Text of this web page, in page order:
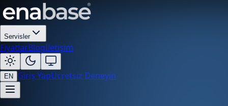
Servisler
FiyatlarBlogİletişim
EN Giriş YapÜcretsiz Deneyin